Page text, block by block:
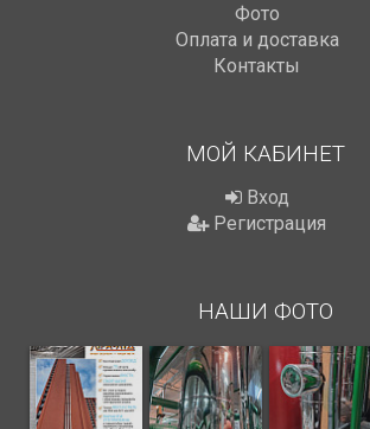
Фото
Оплата и доставка
Контакты
МОЙ КАБИНЕТ
Вход
Регистрация
НАШИ ФОТО